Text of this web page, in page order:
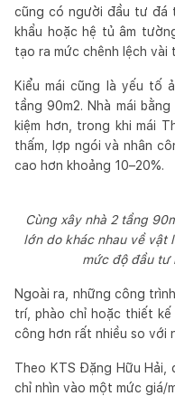
cũng có người đầu tư đá
khẩu hoặc hệ tủ âm
tạo ra mức chênh lệch vài
Kiểu mái cũng là yếu tố
tầng 90m2. Nhà mái
kiệm hơn, trong khi mái
thấm, lợp ngói và nhân
cao hơn khoảng 10–20%.
Cùng xây nhà 2 tầng
lớn do khác nhau về vật
mức độ đầu tư
Ngoài ra, những công
trí, phào chỉ hoặc thiết
công hơn rất nhiều so với
Theo KTS Đặng Hữu Hải,
chỉ nhìn vào một mức giá/